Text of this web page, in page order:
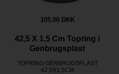
105,00 DKK
42,5 X 1,5 Cm Topring i
Genbrugsplast
TOPRING GENBRUGSPLAST
42,5X1,5CM